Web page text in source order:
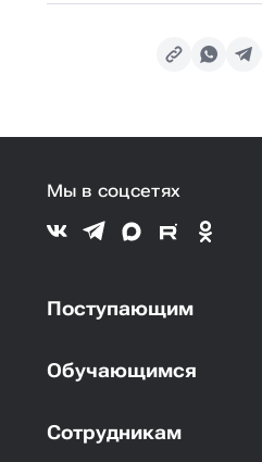
Мы в соцсетях
Поступающим
Обучающимся
Сотрудникам